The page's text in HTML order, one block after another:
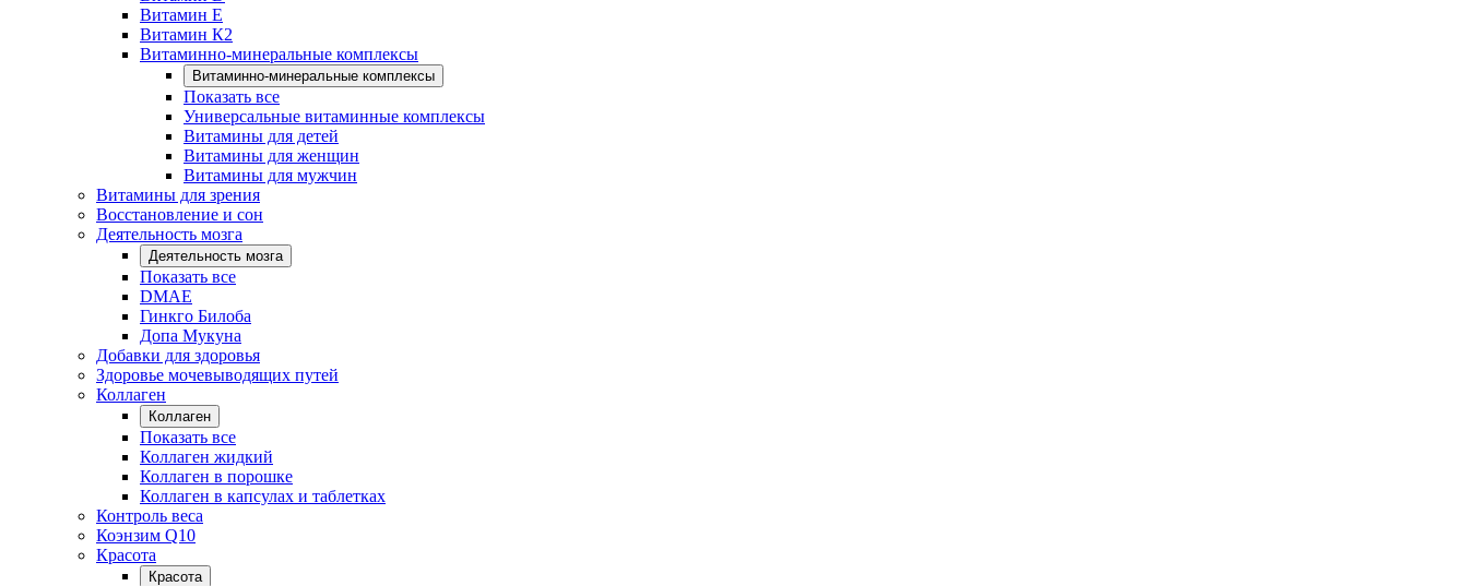
Витамин E
Витамин К2
Витаминно-минеральные комплексы
Витаминно-минеральные комплексы
Показать все
Универсальные витаминные комплексы
Витамины для детей
Витамины для женщин
Витамины для мужчин
Витамины для зрения
Восстановление и сон
Деятельность мозга
Деятельность мозга
Показать все
DMAE
Гинкго Билоба
Допа Мукуна
Добавки для здоровья
Здоровье мочевыводящих путей
Коллаген
Коллаген
Показать все
Коллаген жидкий
Коллаген в порошке
Коллаген в капсулах и таблетках
Контроль веса
Коэнзим Q10
Красота
Красота